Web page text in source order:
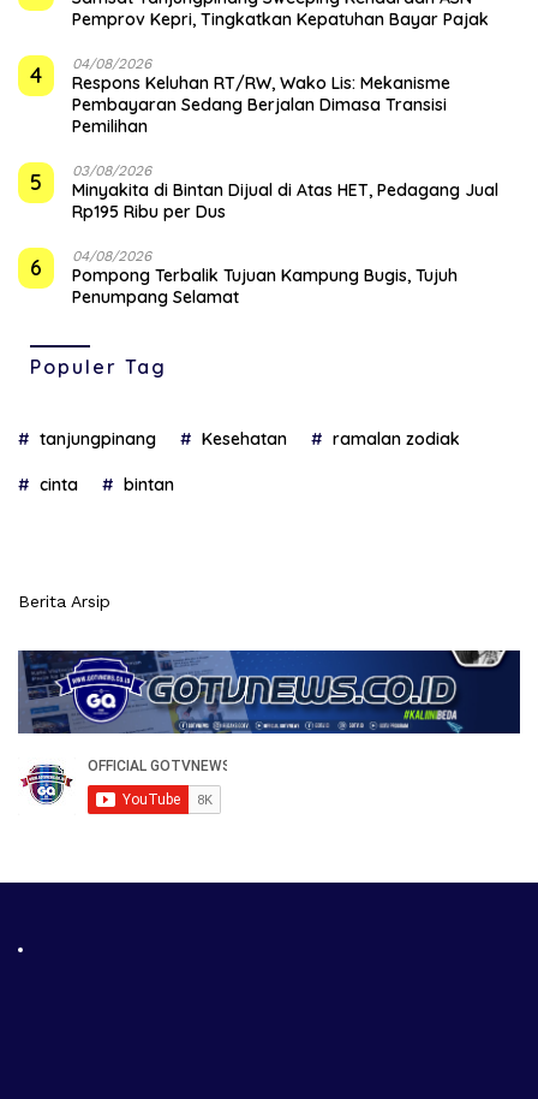
Pemprov Kepri, Tingkatkan Kepatuhan Bayar Pajak
4 04/08/2026
‎Respons Keluhan RT/RW, Wako Lis: Mekanisme
Pembayaran Sedang Berjalan Dimasa Transisi
Pemilihan
5 03/08/2026
Minyakita di Bintan Dijual di Atas HET, Pedagang Jual
Rp195 Ribu per Dus
6 04/08/2026
Pompong Terbalik Tujuan Kampung Bugis, Tujuh
Penumpang Selamat
Populer Tag
tanjungpinang Kesehatan ramalan zodiak
cinta bintan
Berita Arsip